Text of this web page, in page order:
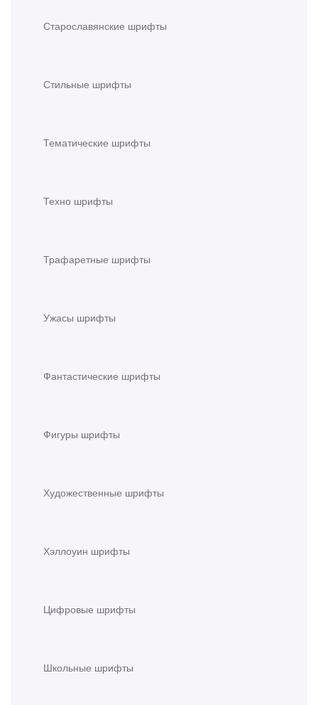
Старославянские шрифты
Стильные шрифты
Тематические шрифты
Техно шрифты
Трафаретные шрифты
Ужасы шрифты
Фантастические шрифты
Фигуры шрифты
Художественные шрифты
Хэллоуин шрифты
Цифровые шрифты
Школьные шрифты